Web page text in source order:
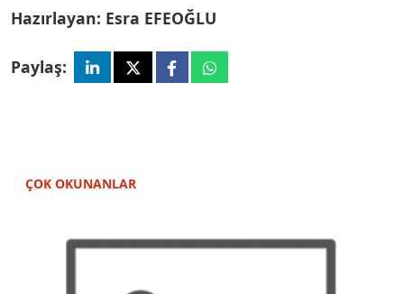
Hazırlayan: Esra EFEOĞLU
Paylaş:
ÇOK OKUNANLAR